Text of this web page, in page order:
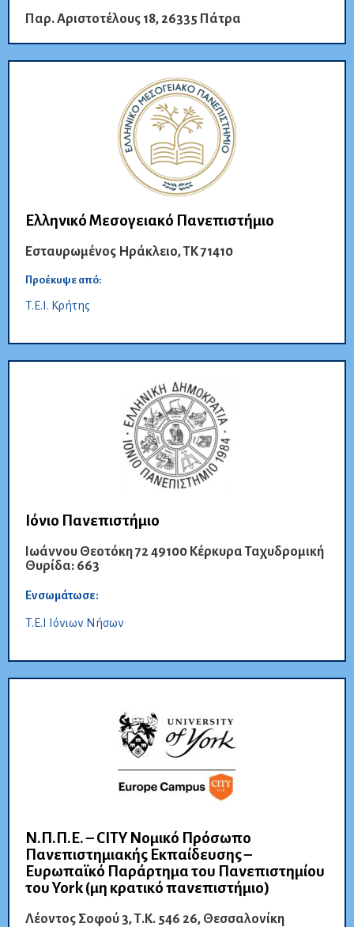
Παρ. Αριστοτέλους 18, 26335 Πάτρα
Ελληνικό Μεσογειακό Πανεπιστήμιο
Εσταυρωμένος Ηράκλειο, ΤΚ 71410
Προέκυψε από:
Τ.Ε.Ι. Κρήτης
Ιόνιο Πανεπιστήμιο
Ιωάννου Θεοτόκη 72 49100 Κέρκυρα Ταχυδρομική
Θυρίδα: 663
Ενσωμάτωσε:
Τ.Ε.Ι Ιόνιων Νήσων
Ν.Π.Π.Ε. – CITY Νομικό Πρόσωπο
Πανεπιστημιακής Εκπαίδευσης –
Ευρωπαϊκό Παράρτημα του Πανεπιστημίου
του York (μη κρατικό πανεπιστήμιο)
Λέοντος Σοφού 3, Τ.Κ. 546 26, Θεσσαλονίκη